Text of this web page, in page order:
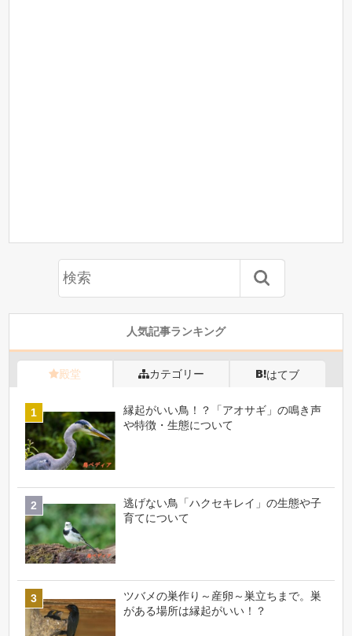
人気記事ランキング
殿堂 カテゴリー はてブ
縁起がいい鳥！？「アオサギ」の鳴き声
や特徴・生態について
逃げない鳥「ハクセキレイ」の生態や子
育てについて
ツバメの巣作り～産卵～巣立ちまで。巣
がある場所は縁起がいい！？